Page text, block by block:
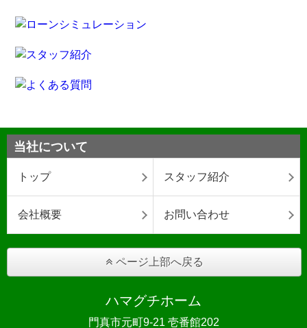
当社について
トップ スタッフ紹介
会社概要 お問い合わせ
ページ上部へ戻る
ハマグチホーム
門真市元町9-21 壱番館202